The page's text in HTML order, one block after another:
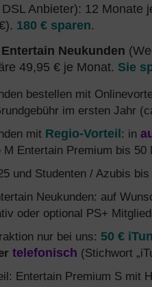
Anbieter): 12 Monate
180 € sparen.
Neukunden
49,95 € je Monat. Sie
bestellen mit
im ersten Jahr
mit Regio-Vorteil : in
M Entertain Premium bis
und Studenten / Azubis
Neukunden: auf
oder optional PS+
nur bei uns: 50 €
telefonisch (Stichwort
Entertain Premium S mit